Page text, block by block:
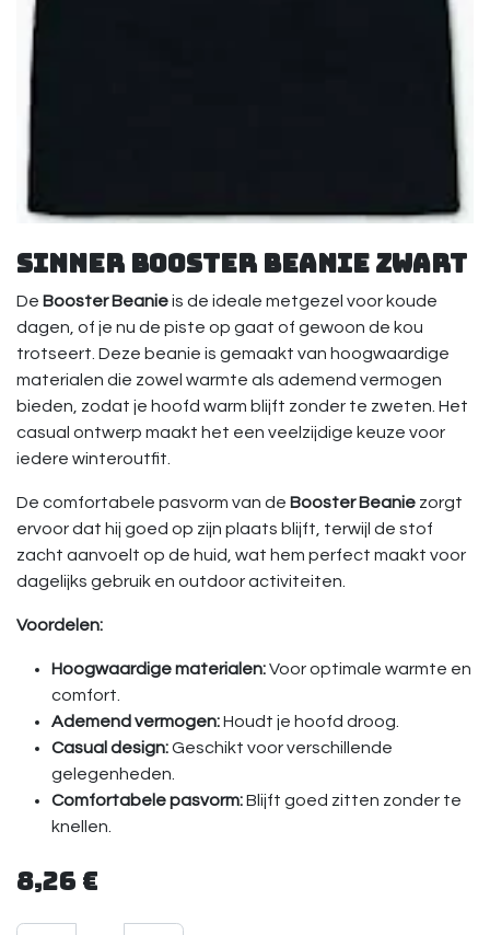
Sinner Booster Beanie Zwart
De Booster Beanieis de ideale metgezel voor koude
dagen, of je nu de piste op gaat of gewoon de kou
trotseert. Deze beanie is gemaakt van hoogwaardige
materialen die zowel warmte als ademend vermogen
bieden, zodat je hoofd warm blijft zonder te zweten. Het
casual ontwerp maakt het een veelzijdige keuze voor
iedere winteroutfit.
De comfortabele pasvorm van de Booster Beanie zorgt
ervoor dat hij goed op zijn plaats blijft, terwijl de stof
zacht aanvoelt op de huid, wat hem perfect maakt voor
dagelijks gebruik en outdoor activiteiten.
Voordelen:
Hoogwaardige materialen:Voor optimale warmte en
comfort.
Ademend vermogen:Houdt je hoofd droog.
Casual design:Geschikt voor verschillende
gelegenheden.
Comfortabele pasvorm:Blijft goed zitten zonder te
knellen.
8,26 €